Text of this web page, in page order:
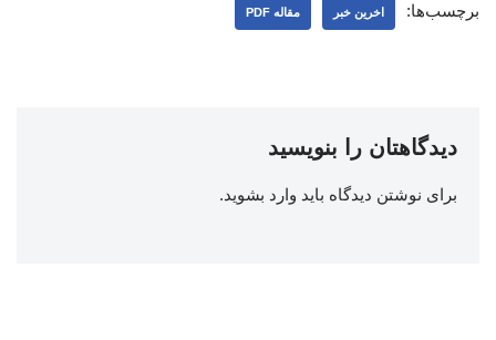
برچسب‌ها: اخرین خبر مقاله PDF
دیدگاهتان را بنویسید
برای نوشتن دیدگاه باید وارد بشوید.